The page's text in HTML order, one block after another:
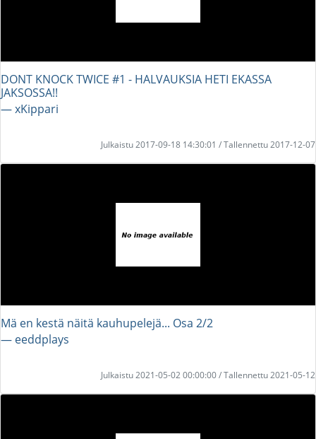
DONT KNOCK TWICE #1 - HALVAUKSIA HETI EKASSA
JAKSOSSA!!
― xKippari
Julkaistu 2017-09-18 14:30:01 / Tallennettu 2017-12-07
Mä en kestä näitä kauhupelejä... Osa 2/2
― eeddplays
Julkaistu 2021-05-02 00:00:00 / Tallennettu 2021-05-12